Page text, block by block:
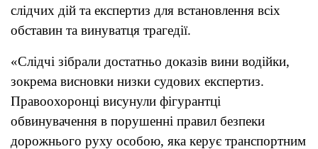
слідчих дій та експертиз для встановлення всіх
обставин та винуватця трагедії.
«Слідчі зібрали достатньо доказів вини водійки,
зокрема висновки низки судових експертиз.
Правоохоронці висунули фігурантці
обвинувачення в порушенні правил безпеки
дорожнього руху особою, яка керує транспортним